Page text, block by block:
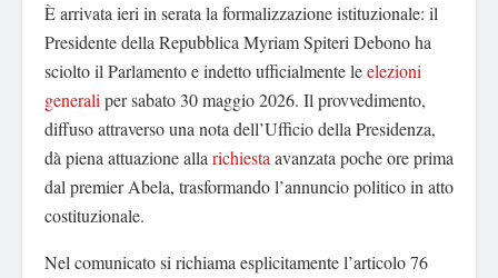
È arrivata ieri in serata la formalizzazione istituzionale: il
Presidente della Repubblica Myriam Spiteri Debono ha
sciolto il Parlamento e indetto ufficialmente leelezioni
generali per sabato 30 maggio 2026. Il provvedimento,
diffuso attraverso una nota dell’Ufficio della Presidenza,
dà piena attuazione alla richiesta avanzata poche ore prima
dal premier Abela, trasformando l’annuncio politico in atto
costituzionale.
Nel comunicato si richiama esplicitamente l’articolo 76